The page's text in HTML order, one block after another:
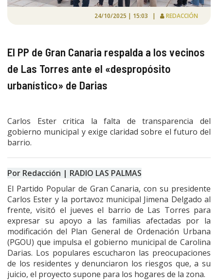
24/10/2025 | 15:03 | REDACCIÓN
El PP de Gran Canaria respalda a los vecinos
de Las Torres ante el «despropósito
urbanístico» de Darias
Carlos Ester critica la falta de transparencia del
gobierno municipal y exige claridad sobre el futuro del
barrio.
Por Redacción | RADIO LAS PALMAS
El Partido Popular de Gran Canaria, con su presidente
Carlos Ester y la portavoz municipal Jimena Delgado al
frente, visitó el jueves el barrio de Las Torres para
expresar su apoyo a las familias afectadas por la
modificación del Plan General de Ordenación Urbana
(PGOU) que impulsa el gobierno municipal de Carolina
Darias. Los populares escucharon las preocupaciones
de los residentes y denunciaron los riesgos que, a su
juicio, el proyecto supone para los hogares de la zona.